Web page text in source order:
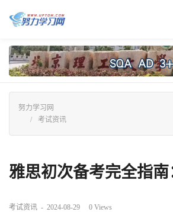
努力学习网
考试资讯
雅思初次备考完全指南
考试资讯 - 2024-08-29 0 Views